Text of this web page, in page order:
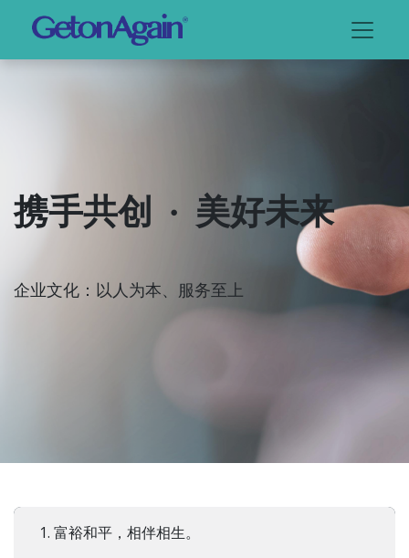
携手共创 · 美好未来
企业文化：以人为本、服务至上
1. 富裕和平，相伴相生。